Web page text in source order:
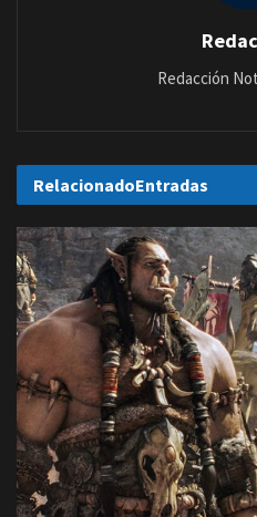
Redacción
RelacionadoEntradas